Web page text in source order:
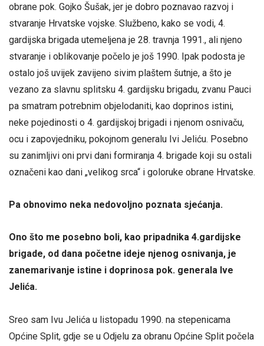
obrane pok. Gojko Šušak, jer je dobro poznavao razvoj i
stvaranje Hrvatske vojske. Službeno, kako se vodi, 4.
gardijska brigada utemeljena je 28. travnja 1991., ali njeno
stvaranje i oblikovanje počelo je još 1990. Ipak podosta je
ostalo još uvijek zavijeno sivim plaštem šutnje, a što je
vezano za slavnu splitsku 4. gardijsku brigadu, zvanu Pauci
pa smatram potrebnim objelodaniti, kao doprinos istini,
neke pojedinosti o 4. gardijskoj brigadi i njenom osnivaču,
ocu i zapovjedniku, pokojnom generalu Ivi Jeliću. Posebno
su zanimljivi oni prvi dani formiranja 4. brigade koji su ostali
označeni kao dani „velikog srca“ i goloruke obrane Hrvatske.
Pa obnovimo neka nedovoljno poznata sjećanja.
Ono što me posebno boli, kao pripadnika 4.gardijske
brigade, od dana početne ideje njenog osnivanja, je
zanemarivanje istine i doprinosa pok. generala Ive
Jelića.
Sreo sam Ivu Jelića u listopadu 1990. na stepenicama
Općine Split, gdje se u Odjelu za obranu Općine Split počela